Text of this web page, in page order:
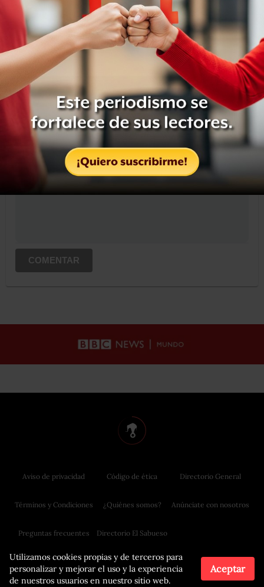
Compartir Leer después
OCULTAR COMENTARIOS
Iniciar sesión
Suscribete para comentar...
COMENTAR
Utilizamos cookies propias y de terceros para
personalizar y mejorar el uso y la experiencia
de nuestros usuarios en nuestro sitio web.
Aceptar
Aviso de privacidad
Términos y Condiciones
Preguntas frecuentes
Código de ética
¿Quiénes somos?
Directorio El Sabueso
Directorio General
Anúnciate con nosotros